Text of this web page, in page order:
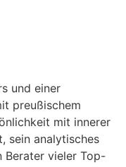
und einer
preußischem
mit innerer
sein analytisches
Berater vieler Top-